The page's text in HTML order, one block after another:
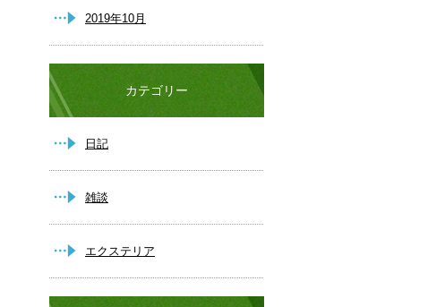
2019年10月
カテゴリー
日記
雑談
エクステリア